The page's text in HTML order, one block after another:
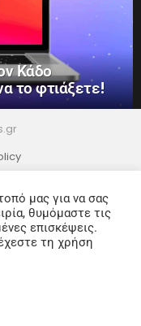
Κάδο
το φτιάξετε!
μας για να σας
θυμόμαστε τις
επισκέψεις.
τη χρήση